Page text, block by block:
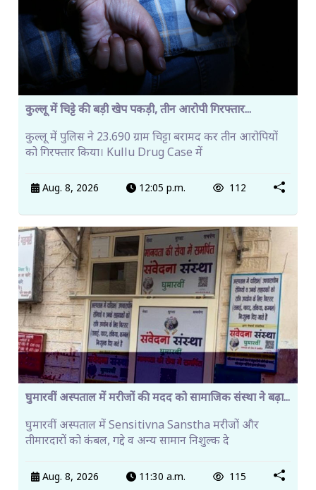
कुल्लू में चिट्टे की बड़ी खेप पकड़ी, तीन आरोपी गिरफ्तार...
कुल्लू में पुलिस ने 23.690 ग्राम चिट्टा बरामद कर तीन आरोपियों
को गिरफ्तार किया। Kullu Drug Case में
Aug. 8, 2026 12:05 p.m. 112
घुमारवीं अस्पताल में मरीजों की मदद को सामाजिक संस्था ने बढ़ा...
घुमारवीं अस्पताल में Sensitivna Sanstha मरीजों और
तीमारदारों को कंबल, गद्दे व अन्य सामान निशुल्क दे
Aug. 8, 2026 11:30 a.m. 115